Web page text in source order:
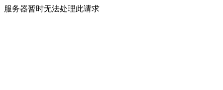
服务器暂时无法处理此请求